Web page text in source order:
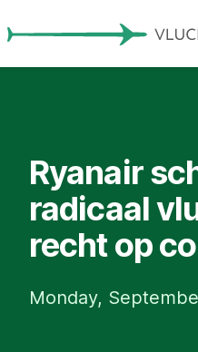
Ryanair
radicaal
recht op
Monday,